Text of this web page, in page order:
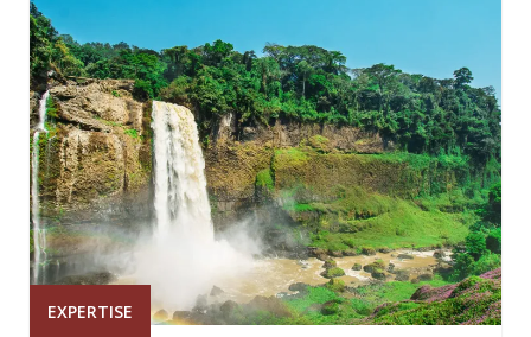
EXPERTISE